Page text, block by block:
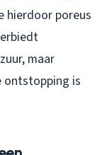
hierdoor poreus
maar
ontstopping is